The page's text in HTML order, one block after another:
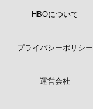
HBOについて
プライバシーポリシー
運営会社